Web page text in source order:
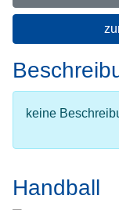
keine
Handball